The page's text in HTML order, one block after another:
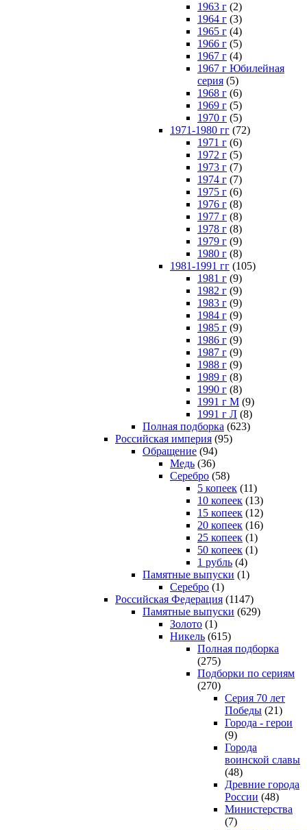
1963 г (2)
1964 г (3)
1965 г (4)
1966 г (5)
1967 г (4)
1967 г Юбилейная
серия (5)
1968 г (6)
1969 г (5)
1970 г (5)
1971-1980 гг (72)
1971 г (6)
1972 г (5)
1973 г (7)
1974 г (7)
1975 г (6)
1976 г (8)
1977 г (8)
1978 г (8)
1979 г (9)
1980 г (8)
1981-1991 гг (105)
1981 г (9)
1982 г (9)
1983 г (9)
1984 г (9)
1985 г (9)
1986 г (9)
1987 г (9)
1988 г (9)
1989 г (8)
1990 г (8)
1991 г М (9)
1991 г Л (8)
Полная подборка (623)
Российская империя (95)
Обращение (94)
Медь (36)
Серебро (58)
5 копеек (11)
10 копеек (13)
15 копеек (12)
20 копеек (16)
25 копеек (1)
50 копеек (1)
1 рубль (4)
Памятные выпуски (1)
Серебро (1)
Российская Федерация (1147)
Памятные выпуски (629)
Золото (1)
Никель (615)
Полная подборка
(275)
Подборки по сериям
(270)
Серия 70 лет
Победы (21)
Города - герои
(9)
Города
воинской славы
(48)
Древние города
России (48)
Министерства
(7)